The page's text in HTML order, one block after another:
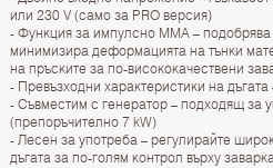
или 230 V (само за PRO версия)
- Функция за импулсно MMA –
минимизира деформацията на тънки
на пръските за по-висококачествени
- Превъзходни характеристики на
- Съвместим с генератор – подходящ за
(препоръчително 7 kW)
- Лесен за употреба – регулирайте
дъгата за по-голям контрол върху